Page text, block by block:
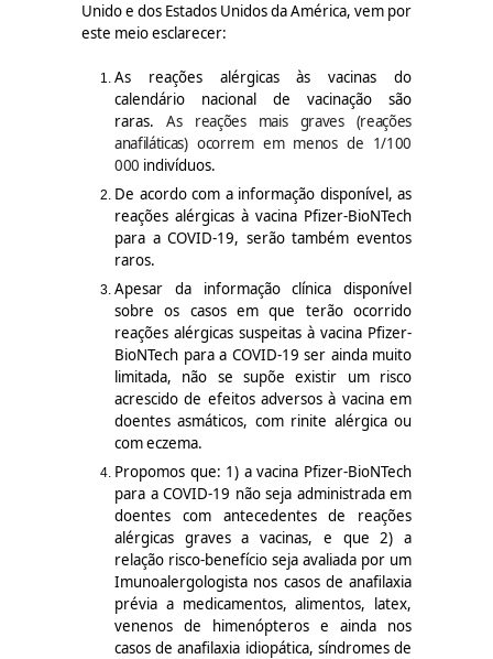
Unido e dos Estados Unidos da América, vem por
este meio esclarecer:
As reações alérgicas às vacinas do
calendário nacional de vacinação são
raras.As reações mais graves (reações
anafiláticas) ocorrem em menos de 1/100
000 indivíduos.
De acordo com a informação disponível, as
reações alérgicas à vacina Pfizer-BioNTech
para a COVID-19, serão também eventos
raros.
Apesar da informação clínica disponível
sobre os casos em que terão ocorrido
reações alérgicas suspeitas à vacina Pfizer-
BioNTech para a COVID-19 ser ainda muito
limitada, não se supõe existir um risco
acrescido de efeitos adversos à vacina em
doentes asmáticos, com rinite alérgica ou
com eczema.
Propomos que: 1) a vacina Pfizer-BioNTech
para a COVID-19 não seja administrada em
doentes com antecedentes de reações
alérgicas graves a vacinas, e que 2) a
relação risco-benefício seja avaliada por um
Imunoalergologista nos casos de anafilaxia
prévia a medicamentos, alimentos, latex,
venenos de himenópteros e ainda nos
casos de anafilaxia idiopática, síndromes de